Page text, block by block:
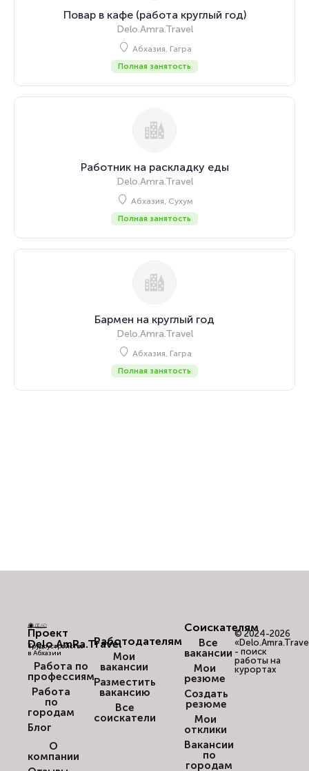
Повар в кафе (работа круглый год)
Delo.Amra.Travel
Абхазия, Гагра
Полная занятость
Работник на раскладку еды
Delo.Amra.Travel
Абхазия, Сухум
Полная занятость
Бармен на круглый год
Delo.Amra.Travel
Абхазия, Гагра
Полная занятость
Проект
Delo.AmRa.Travel
Трудоустройство
в Абхазии
Работа по
профессиям
Работа
по
городам
Блог
О
компании
Работодателям
Мои
вакансии
Разместить
вакансию
Все
соискатели
Соискателям
Все
вакансии
Мои
резюме
Создать
резюме
Мои
отклики
Вакансии
по
городам
© 2024-2026
- поиск
работы на
курортах